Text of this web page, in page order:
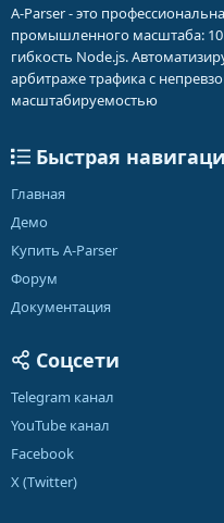
A-Parser - это
промышленного масштаба: 10
гибкость Node.js.
арбитраже трафика с
масштабируемостью
Быстрая
Главная
Демо
Купить A-Parser
Форум
Документация
Соцсети
Telegram канал
YouTube канал
Facebook
X (Twitter)